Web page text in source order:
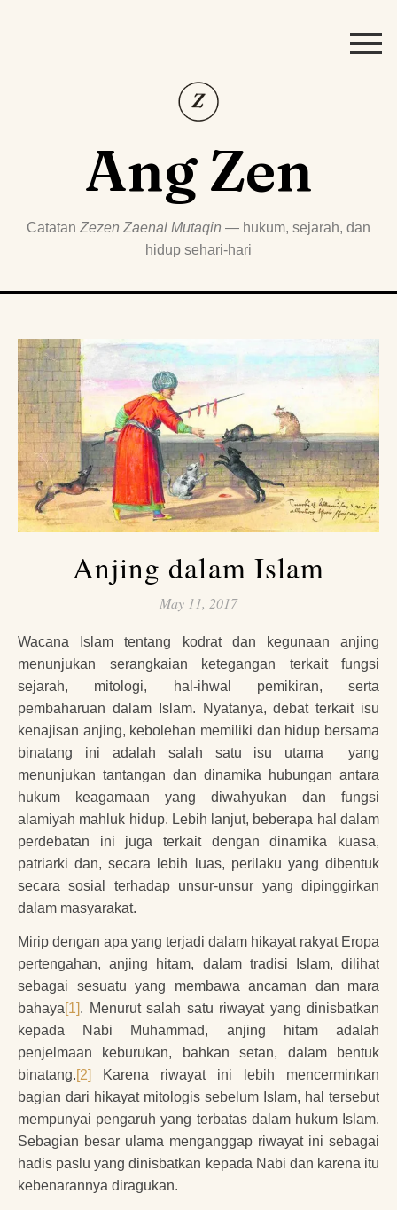
Ang Zen
Catatan Zezen Zaenal Mutaqin — hukum, sejarah, dan
hidup sehari-hari
Anjing dalam Islam
May 11, 2017
Wacana Islam tentang kodrat dan kegunaan anjing
menunjukan serangkaian ketegangan terkait fungsi
sejarah, mitologi, hal-ihwal pemikiran, serta
pembaharuan dalam Islam. Nyatanya, debat terkait isu
kenajisan anjing, kebolehan memiliki dan hidup bersama
binatang ini adalah salah satu isu utama yang
menunjukan tantangan dan dinamika hubungan antara
hukum keagamaan yang diwahyukan dan fungsi
alamiyah mahluk hidup. Lebih lanjut, beberapa hal dalam
perdebatan ini juga terkait dengan dinamika kuasa,
patriarki dan, secara lebih luas, perilaku yang dibentuk
secara sosial terhadap unsur-unsur yang dipinggirkan
dalam masyarakat.
Mirip dengan apa yang terjadi dalam hikayat rakyat Eropa
pertengahan, anjing hitam, dalam tradisi Islam, dilihat
sebagai sesuatu yang membawa ancaman dan mara
bahaya[1]. Menurut salah satu riwayat yang dinisbatkan
kepada Nabi Muhammad, anjing hitam adalah
penjelmaan keburukan, bahkan setan, dalam bentuk
binatang.[2]
Karena riwayat ini lebih mencerminkan
bagian dari hikayat mitologis sebelum Islam, hal tersebut
mempunyai pengaruh yang terbatas dalam hukum Islam.
Sebagian besar ulama menganggap riwayat ini sebagai
hadis paslu yang dinisbatkan kepada Nabi dan karena itu
kebenarannya diragukan.